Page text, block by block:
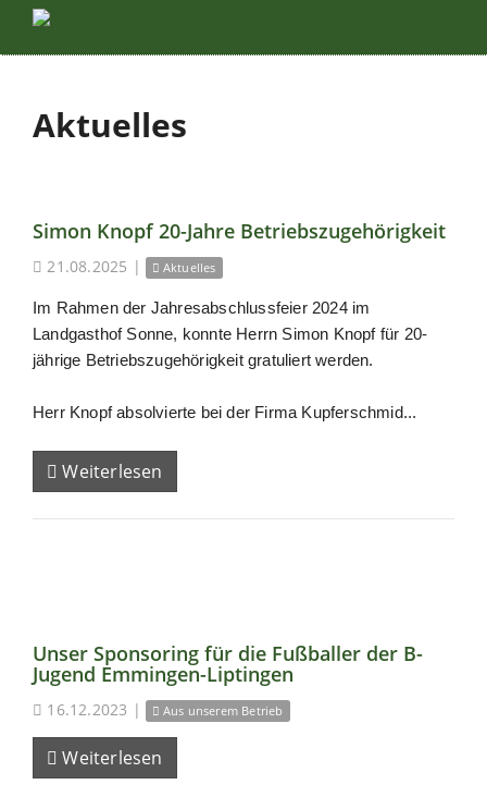
Aktuelles
Simon Knopf 20-Jahre Betriebszugehörigkeit
21.08.2025 | Aktuelles
Im Rahmen der Jahresabschlussfeier 2024 im
Landgasthof Sonne, konnte Herrn Simon Knopf für 20-
jährige Betriebszugehörigkeit gratuliert werden.
Herr Knopf absolvierte bei der Firma Kupferschmid...
Weiterlesen
Unser Sponsoring für die Fußballer der B-
Jugend Emmingen-Liptingen
16.12.2023 | Aus unserem Betrieb
Weiterlesen